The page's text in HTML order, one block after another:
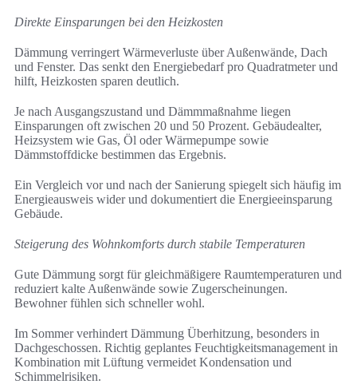
Direkte Einsparungen bei den Heizkosten
Dämmung verringert Wärmeverluste über Außenwände, Dach
und Fenster. Das senkt den Energiebedarf pro Quadratmeter und
hilft, Heizkosten sparen deutlich.
Je nach Ausgangszustand und Dämmmaßnahme liegen
Einsparungen oft zwischen 20 und 50 Prozent. Gebäudealter,
Heizsystem wie Gas, Öl oder Wärmepumpe sowie
Dämmstoffdicke bestimmen das Ergebnis.
Ein Vergleich vor und nach der Sanierung spiegelt sich häufig im
Energieausweis wider und dokumentiert die Energieeinsparung
Gebäude.
Steigerung des Wohnkomforts durch stabile Temperaturen
Gute Dämmung sorgt für gleichmäßigere Raumtemperaturen und
reduziert kalte Außenwände sowie Zugerscheinungen.
Bewohner fühlen sich schneller wohl.
Im Sommer verhindert Dämmung Überhitzung, besonders in
Dachgeschossen. Richtig geplantes Feuchtigkeitsmanagement in
Kombination mit Lüftung vermeidet Kondensation und
Schimmelrisiken.